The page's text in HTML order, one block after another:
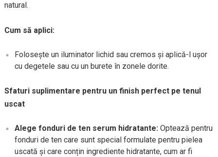
natural.
Cum să aplici:
Folosește un iluminator lichid sau cremos și aplică-l ușor
cu degetele sau cu un burete în zonele dorite.
Sfaturi suplimentare pentru un finish perfect pe tenul
uscat
Alege fonduri de ten serum hidratante: Optează pentru
fonduri de ten care sunt special formulate pentru pielea
uscată și care conțin ingrediente hidratante, cum ar fi